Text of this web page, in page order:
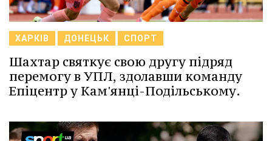
ХАРКІВ ДОНЕЦЬК СПОРТ
Шахтар святкує свою другу підряд
перемогу в УПЛ, здолавши команду
Епіцентр у Кам'янці-Подільському.